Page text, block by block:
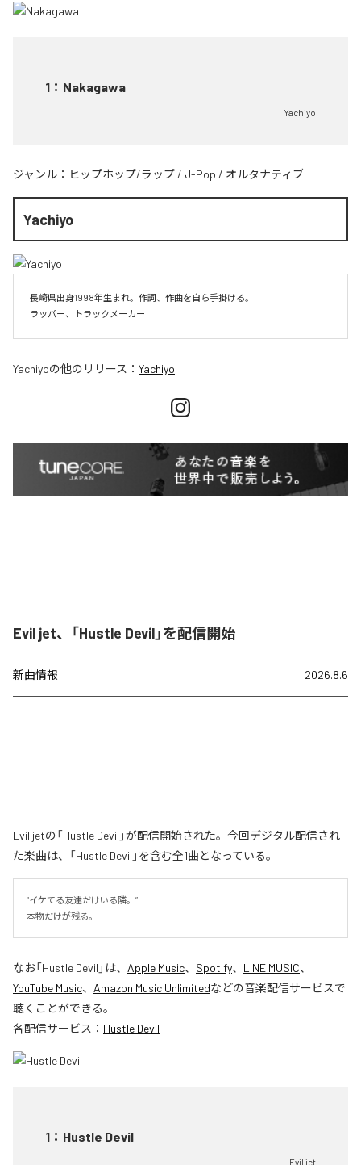
1 ： Nakagawa
Yachiyo
ジャンル： ヒップホップ/ラップ / J-Pop / オルタナティブ
Yachiyo
長崎県出身1998年生まれ。作詞、作曲を自ら手掛ける。
Yachiyoの他のリリース： Yachiyo
Evil jet、「Hustle Devil」を配信開始
新曲情報 2026.8.6
Evil jetの「Hustle Devil」が配信開始された。今回デジタル配信され
た楽曲は、「Hustle Devil」を含む全1曲となっている。
“イケてる友達だけいる隣。”
本物だけが残る。
なお「Hustle Devil 」は、 Apple Music、 Spotify、 LINE MUSIC、
YouTube Music、 Amazon Music Unlimitedなどの音楽配信サービスで
聴くことができる。
各配信サービス： Hustle Devil
1 ： Hustle Devil
Evil jet